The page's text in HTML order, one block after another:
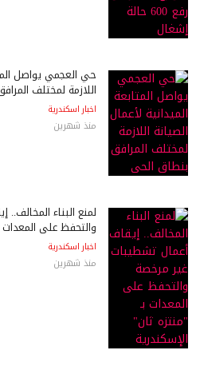
حي العجمي يواصل
اللازمة لمختلف
اخبار اسكندرية
منذ شهرين
لمنع البناء
والتحفظ على المعدات
اخبار اسكندرية
منذ شهرين